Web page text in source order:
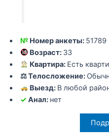
№ Номер анкеты: 51789
Возраст: 33
Квартира: Есть
⚖ Телосложение:
Выезд: В любой
✓ Анал: нет